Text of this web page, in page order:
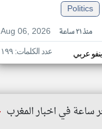
Politics
Aug 06, 2026
منذ ٢١ ساعة
عربي عدد الكلمات: ١٩٩
ساعة في اخبار المغرب